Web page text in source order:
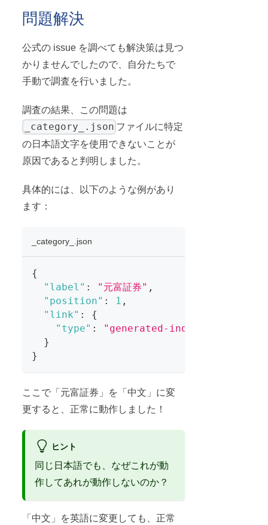
問題解決
公式の issue を調べても解決策は見つ
かりませんでしたので、自分たちで
手動で調査を行いました。
調査の結果、この問題は
_category_.json ファイルに特定
の日本語文字を使用できないことが
原因であると判明しました。
具体的には、以下のような例があり
ます：
_category_.json
{
"label" : "元富証券" ,
"position" : 1 ,
"link" :
{
"type" :
"generated-index"
}
}
ここで「元富証券」を「中文」に変
更すると、正常に動作しました！
ヒント
同じ日本語でも、なぜこれが動
作してあれが動作しないのか？
「中文」を英語に変更しても、正常